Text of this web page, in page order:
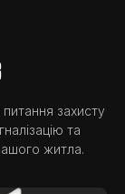
захисту
та
житла.